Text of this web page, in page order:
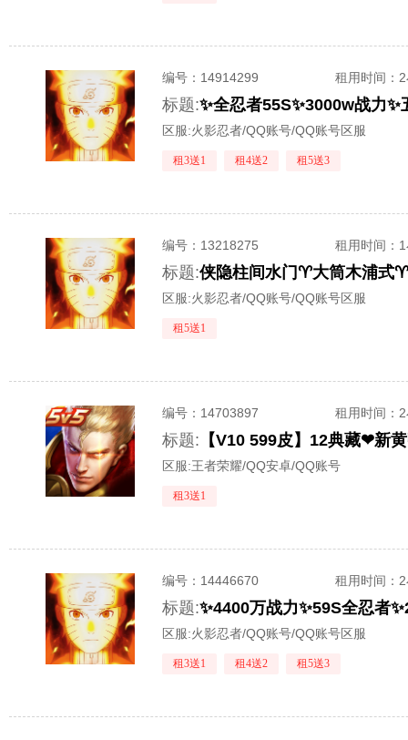
编号： 14914299 租用时间 ：
标题:
区服:火影忍者/QQ账号/QQ账号区服
租3送1 租4送2 租5送3
编号： 13218275 租用时间 ：
标题:侠隐柱间水门♈️大筒木浦式
区服:火影忍者/QQ账号/QQ账号区服
租5送1
编号： 14703897 租用时间 ：
标题:
区服:王者荣耀/QQ安卓/QQ账号
租3送1
编号： 14446670 租用时间 ：
标题:✨4400万战力✨59S全忍者
区服:火影忍者/QQ账号/QQ账号区服
租3送1 租4送2 租5送3